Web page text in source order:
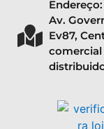
Endereço:
Av.
Ev87,
comercial